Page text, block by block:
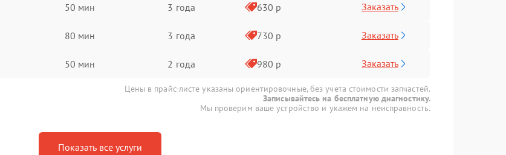
50 мин 3 года 630 р Заказать
80 мин 3 года 730 р Заказать
50 мин 2 года 980 р Заказать
Цены в прайс-листе указаны ориентировочные, без учета стоимости запчастей.
Записывайтесь на бесплатную диагностику.
Мы проверим ваше устройство и укажем на неисправность.
Показать все услуги